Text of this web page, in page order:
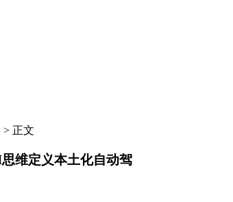
> 正文
维定义本土化自动驾​